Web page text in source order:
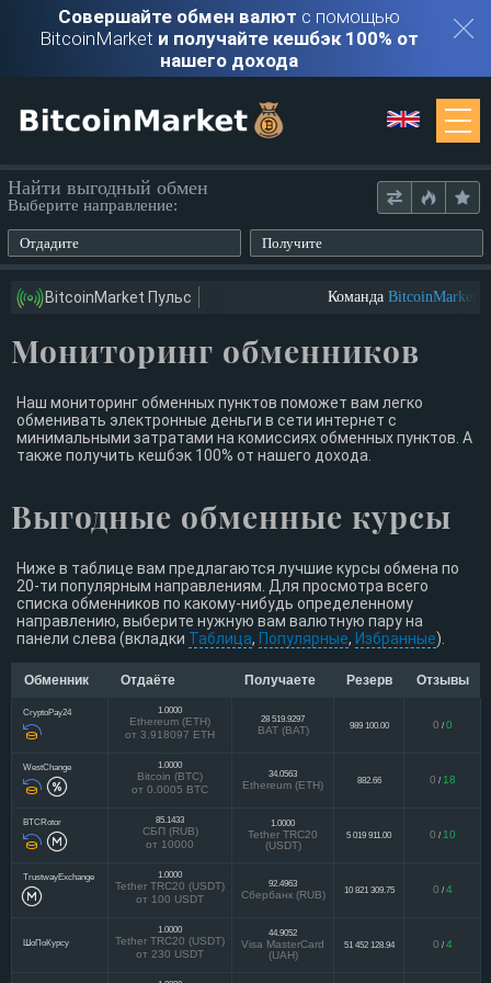
Совершайте обмен валют с помощью
BitcoinMarket и получайте кешбэк 100% от
нашего дохода
Обменники
Войти
Регистрация
Найти выгодный обмен
Выберите направление:
Отдадите Получите
BitcoinMarket Пульс Команда BitcoinMarket
Мониторинг обменников
Наш мониторинг обменных пунктов поможет вам легко
обменивать электронные деньги в сети интернет с
минимальными затратами на комиссиях обменных пунктов. А
также получить кешбэк 100% от нашего дохода.
Выгодные обменные курсы
Ниже в таблице вам предлагаются лучшие курсы обмена по
20-ти популярным направлениям. Для просмотра всего
списка обменников по какому-нибудь определенному
направлению, выберите нужную вам валютную пару на
панели слева (вкладки Таблица, Популярные, Избранные).
Обменник Отдаёте Получаете Резерв Отзывы
CryptoPay24 1.0000
Ethereum (ETH)
от 3.918097 ETH
28 519.9297
BAT (BAT) 989 100.00 0 / 0
WestChange 1.0000
Bitcoin (BTC)
от 0.0005 BTC
34.0563
Ethereum (ETH) 882.66 0 / 18
BTCRotor 85.1433
СБП (RUB)
от 10000
1.0000
Tether TRC20
(USDT)
5 019 911.00 0 / 10
TrustwayExchange 1.0000
Tether TRC20 (USDT)
от 100 USDT
92.4963
Сбербанк (RUB) 10 821 309.75 0 / 4
ШоПоКурсу
1.0000
Tether TRC20 (USDT)
от 230 USDT
44.9052
Visa MasterCard
(UAH)
51 452 128.94 0 / 4